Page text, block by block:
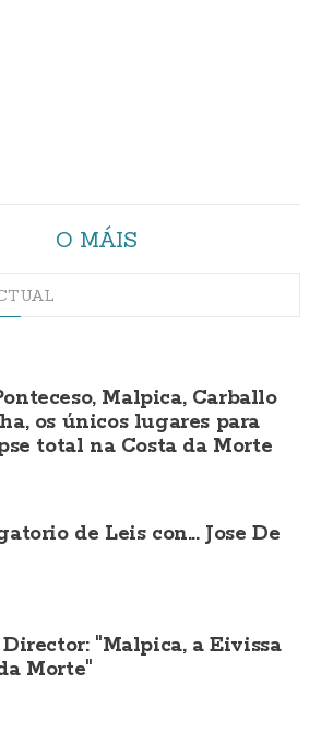
O MÁIS
Malpica, Carballo
os únicos lugares para
total na Costa da Morte
de Leis con... Jose De
Director: "Malpica, a Eivissa
Morte"